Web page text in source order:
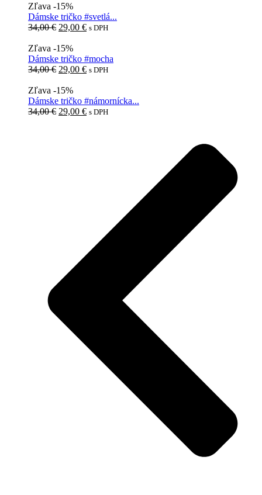
bola:
34,00 €.29,00 €.
Zľava -15%
Dámske tričko #svetlá...
34,00€ Pôvodná
bola:
34,00 €.
29,00 €Aktuálna
29,00 €.
s DPH
Zľava -15%
Dámske tričko #mocha
34,00€ Pôvodná
bola:
34,00 €.
29,00 €Aktuálna
29,00 €.
s DPH
Zľava -15%
Dámske tričko #námornícka...
34,00€ Pôvodná
29,00 €Aktuálna
s DPH